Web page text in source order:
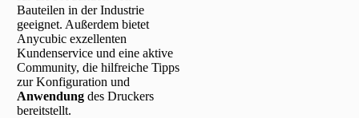
Bauteilen in der Industrie
geeignet. Außerdem bietet
Anycubic exzellenten
Kundenservice und eine aktive
Community, die hilfreiche Tipps
zur Konfiguration und
Anwendung des Druckers
bereitstellt.